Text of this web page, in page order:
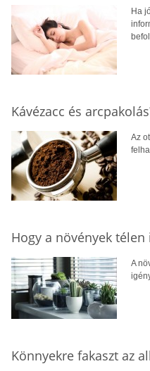
Ha
Kávézacc és
Az
Hogy a növények
A
Könnyekre fakaszt az